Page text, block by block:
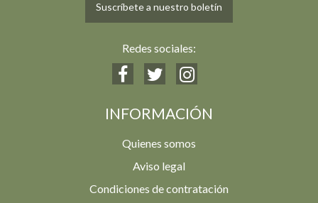
Suscríbete a nuestro boletín
Redes sociales:
INFORMACIÓN
Quienes somos
Aviso legal
Condiciones de contratación